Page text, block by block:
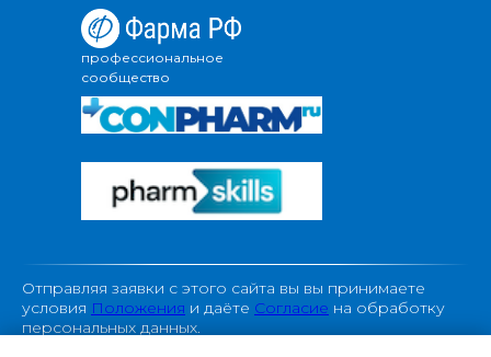
профессиональное
сообщество
Отправляя заявки с этого сайта вы вы принимаете
условия Положения и даёте Согласие на обработку
персональных данных.